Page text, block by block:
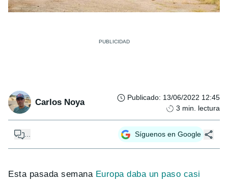
Carlos Noya Publicado: 13/06/2022 12:45
3 min. lectura
Síguenos en Google
Esta pasada semanaEuropa daba un paso casi